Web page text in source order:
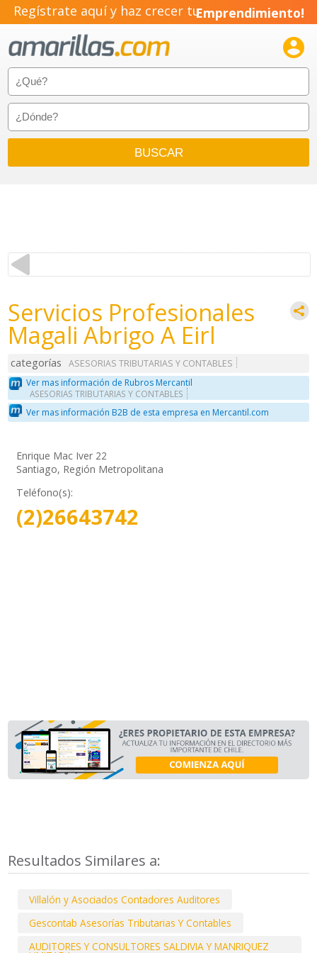
Regístrate aquí y haz crecer tuEmprendimiento!

Servicios Profesionales
Magali Abrigo A Eirl
categorías
ASESORIAS TRIBUTARIAS Y CONTABLES
Ver mas información de Rubros Mercantil
ASESORIAS TRIBUTARIAS Y CONTABLES
Ver mas información B2B de esta empresa en Mercantil.com
Enrique Mac Iver 22
Santiago, Región Metropolitana
Teléfono(s):
(2)26643742
Resultados Similares a:
Villalón y Asociados Contadores Auditores
Gescontab Asesorías Tributarias Y Contables
AUDITORES Y CONSULTORES SALDIVIA Y MANRIQUEZ